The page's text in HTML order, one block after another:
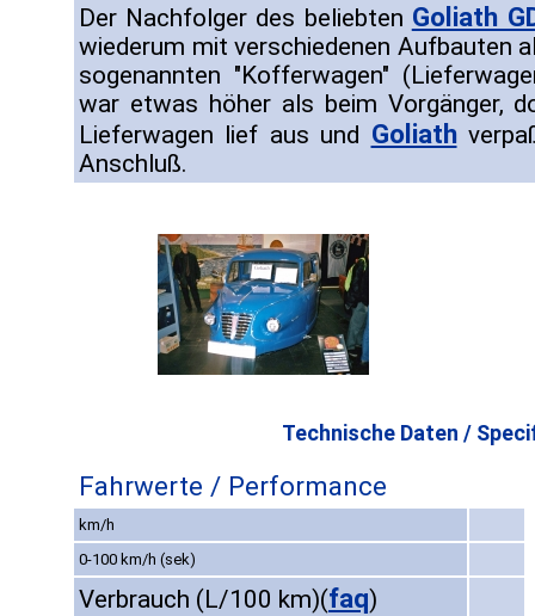
Der Nachfolger des beliebten Goliath
wiederum mit verschiedenen Aufbauten
sogenannten "Kofferwagen"
war etwas höher als beim Vorgänger,
Lieferwagen lief aus und Goliath
Anschluß.
Technische Daten /
Fahrwerte / Performance
km/h
0-100 km/h (sek)
Verbrauch (L/100 km)(faq)